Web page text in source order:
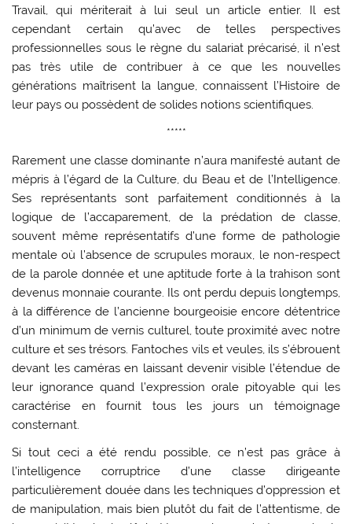
Travail, qui mériterait à lui seul un article entier. Il est
cependant certain qu’avec de telles perspectives
professionnelles sous le règne du salariat précarisé, il n’est
pas très utile de contribuer à ce que les nouvelles
générations maîtrisent la langue, connaissent l’Histoire de
leur pays ou possèdent de solides notions scientifiques.
*****
Rarement une classe dominante n’aura manifesté autant de
mépris à l’égard de la Culture, du Beau et de l’Intelligence.
Ses représentants sont parfaitement conditionnés à la
logique de l’accaparement, de la prédation de classe,
souvent même représentatifs d’une forme de pathologie
mentale où l’absence de scrupules moraux, le non-respect
de la parole donnée et une aptitude forte à la trahison sont
devenus monnaie courante. Ils ont perdu depuis longtemps,
à la différence de l’ancienne bourgeoisie encore détentrice
d’un minimum de vernis culturel, toute proximité avec notre
culture et ses trésors. Fantoches vils et veules, ils s’ébrouent
devant les caméras en laissant devenir visible l’étendue de
leur ignorance quand l’expression orale pitoyable qui les
caractérise en fournit tous les jours un témoignage
consternant.
Si tout ceci a été rendu possible, ce n’est pas grâce à
l’intelligence corruptrice d’une classe dirigeante
particulièrement douée dans les techniques d’oppression et
de manipulation, mais bien plutôt du fait de l’attentisme, de